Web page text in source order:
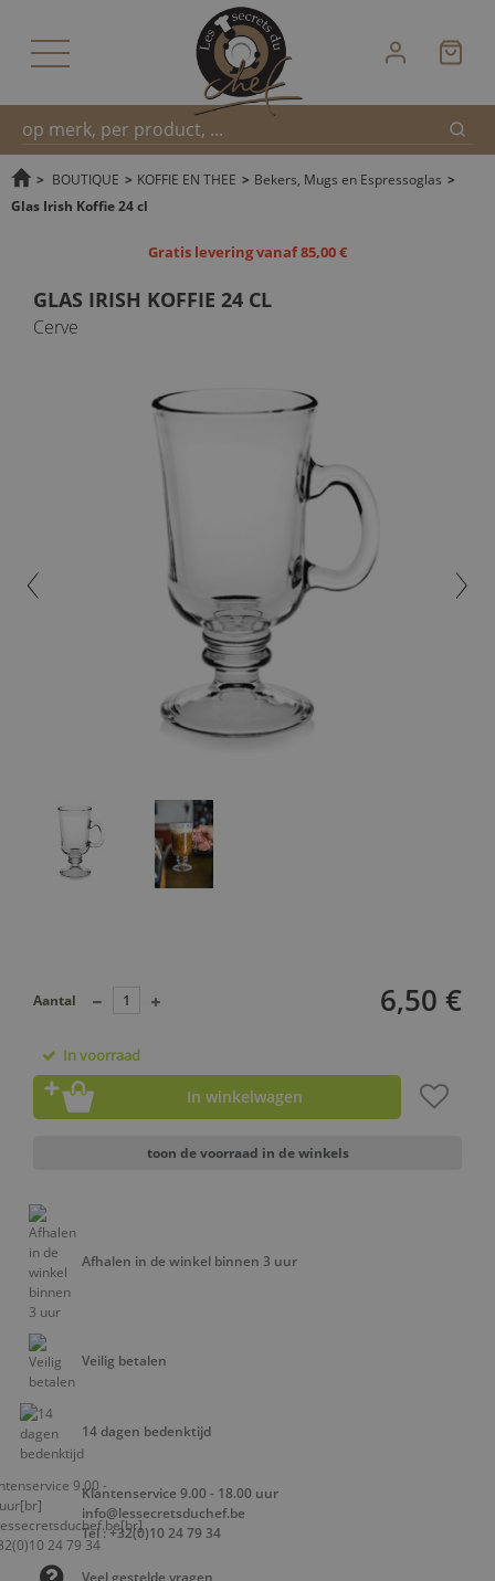
Snel
> BOUTIQUE > KOFFIE EN THEE > Bekers, Mugs en Espressoglas >
Glas Irish Koffie 24 cl
Gratis levering vanaf 85,00 €
GLAS IRISH KOFFIE 24 CL
Cerve
6,50 €
Aantal
In voorraad
In winkelwagen
toon de voorraad in de winkels
Afhalen in de winkel binnen 3 uur
Veilig betalen
14 dagen bedenktijd
Klantenservice 9.00 - 18.00 uur
info@lessecretsduchef.be
Tel : +32(0)10 24 79 34
Veel gestelde vragen